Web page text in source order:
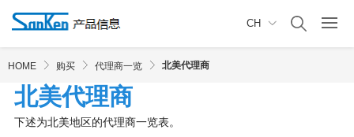
CH
HOME 购买 代理商一览 北美代理商
北美代理商
下述为北美地区的代理商一览表。